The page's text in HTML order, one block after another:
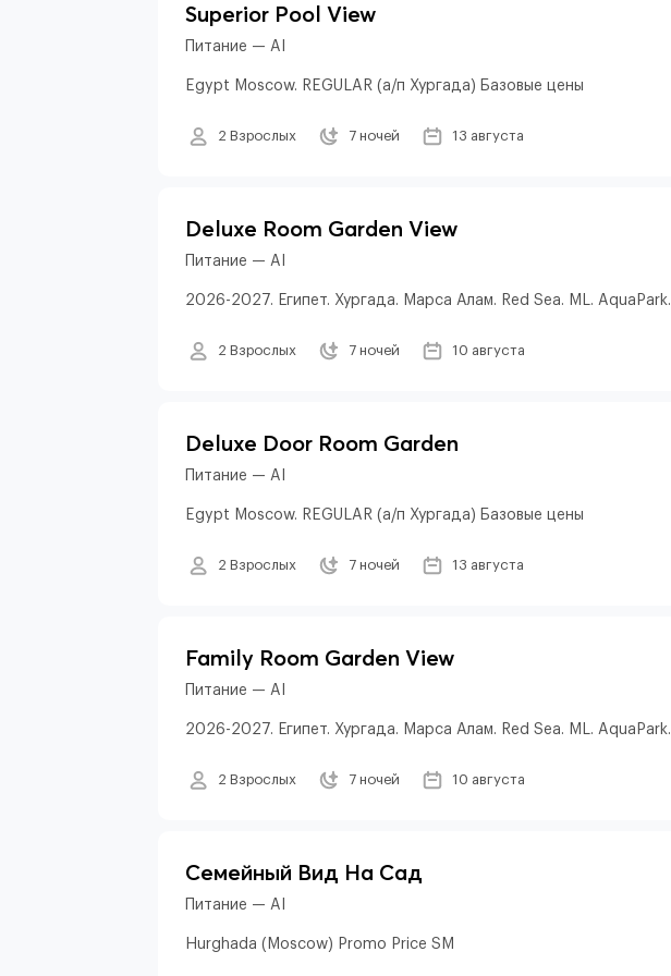
Superior Pool View
Питание — AI
Egypt Moscow. REGULAR (а/п Хургада) Базовые цены
2 Взрослых 7 ночей 13 августа
Deluxe Room Garden View
Питание — AI
2026-2027. Египет. Хургада. Марса Алам. Red Sea. ML. AquaPark.
2 Взрослых 7 ночей 10 августа
Deluxe Door Room Garden
Питание — AI
Egypt Moscow. REGULAR (а/п Хургада) Базовые цены
2 Взрослых 7 ночей 13 августа
Family Room Garden View
Питание — AI
2026-2027. Египет. Хургада. Марса Алам. Red Sea. ML. AquaPark.
2 Взрослых 7 ночей 10 августа
Семейный Вид На Сад
Питание — AI
Hurghada (Moscow) Promo Price SM